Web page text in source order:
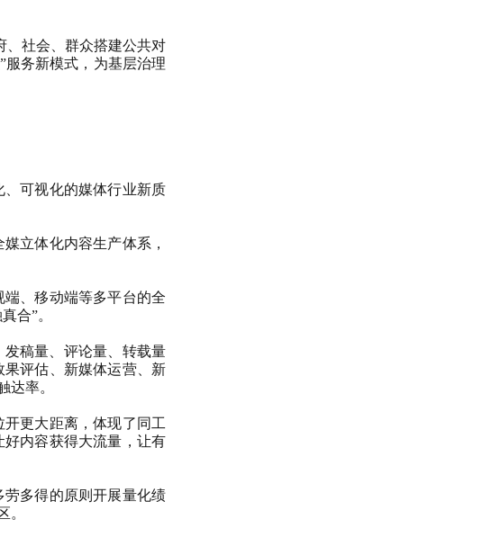
、社会、群众搭建公共对
服务新模式，为基层治理
可视化的媒体行业新质
立体化内容生产体系，
、移动端等多平台的全
合”。
稿量、评论量、转载量
评估、新媒体运营、新
达率。
更大距离，体现了同工
内容获得大流量，让有
多得的原则开展量化绩
。